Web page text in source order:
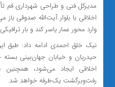
مدیرکل فنی و طراحی شهرداری قم
اخلاقی با بلوار آیت‌الله صدوقی باز
وارد محور عمار یاسر کند و بار
نیک خلق احمدی ادامه داد: طبق
حیدریان و خیابان جهان‌بینی
اخلاقی ایجاد می‌شود، همچنین
رفت‌وبرگشت یک‌طرفه خواهد شد.